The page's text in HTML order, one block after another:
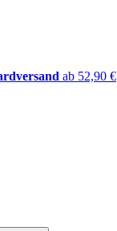
ab 52,90 €